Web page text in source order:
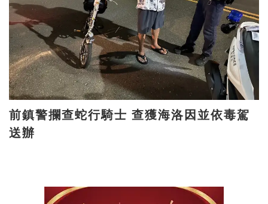
前鎮警攔查蛇行騎士 查獲海洛因並依毒駕
送辦